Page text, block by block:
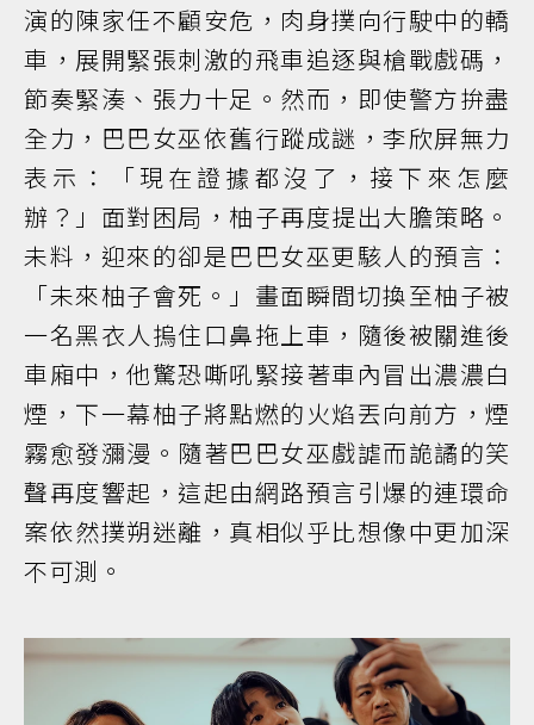
演的陳家任不顧安危，肉身撲向行駛中的轎
車，展開緊張刺激的飛車追逐與槍戰戲碼，
節奏緊湊、張力十足。然而，即使警方拚盡
全力，巴巴女巫依舊行蹤成謎，李欣屏無力
表示：「現在證據都沒了，接下來怎麼
辦？」面對困局，柚子再度提出大膽策略。
未料，迎來的卻是巴巴女巫更駭人的預言：
「未來柚子會死。」畫面瞬間切換至柚子被
一名黑衣人摀住口鼻拖上車，隨後被關進後
車廂中，他驚恐嘶吼緊接著車內冒出濃濃白
煙，下一幕柚子將點燃的火焰丟向前方，煙
霧愈發瀰漫。隨著巴巴女巫戲謔而詭譎的笑
聲再度響起，這起由網路預言引爆的連環命
案依然撲朔迷離，真相似乎比想像中更加深
不可測。